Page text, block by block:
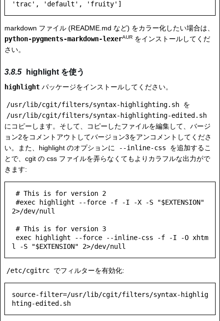
markdown ファイル (README.md など) をカラー化したい場合は、
python-pygments-markdown-lexerAUR をインストールしてくだ
さい。
highlight を使う
highlight パッケージをインストールしてください。
/usr/lib/cgit/filters/syntax-highlighting.sh を
/usr/lib/cgit/filters/syntax-highlighting-edited.sh
にコピーします。そして、コピーしたファイルを編集して、バージ
ョン2をコメントアウトしてバージョン3をアンコメントしてくださ
い。また、highlight のオプションに
--inline-css
を追加するこ
とで、cgit の css ファイルを弄らなくてもよりカラフルな出力がで
きます:
2>/dev/null
/etc/cgitrc でフィルターを有効化:
source-filter=/usr/lib/cgit/filters/syntax-highlig